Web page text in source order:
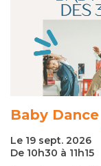
Baby
Le 19 sept. 2026
De 10h30 à 11h15